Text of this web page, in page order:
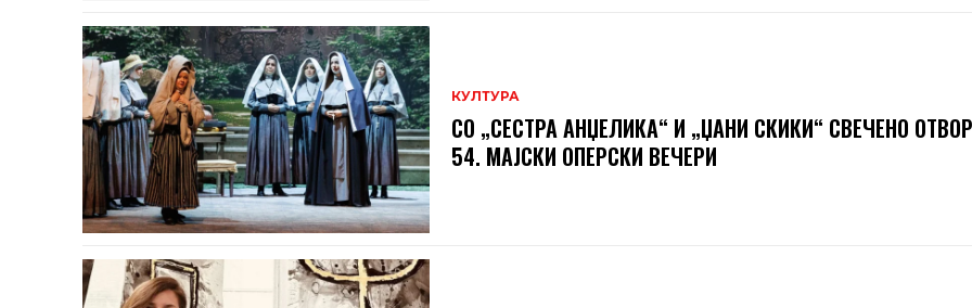
КУЛТУРА
СО „СЕСТРА АНЏЕЛИКА“ И „ЏАНИ СКИКИ“ СВЕЧЕНО
54. МАЈСКИ ОПЕРСКИ ВЕЧЕРИ